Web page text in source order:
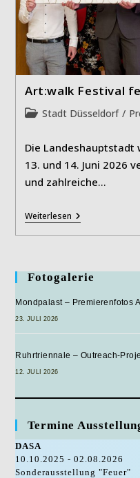
Art:walk Festival
Beitrags-
Stadt Düsseldorf /
Die Landeshauptstadt
13. und 14. Juni 2026
und zahlreiche…
WeiterlesenArt:walk
Festival
Feiert
Fotogalerie
Mondpalast – Premierenfotos
23. JULI 2026
Ruhrtriennale – Outreach-
12. JULI 2026
Termine
DASA
10.10.2025 - 02.08.2026
Sonderausstellung "Feuer"